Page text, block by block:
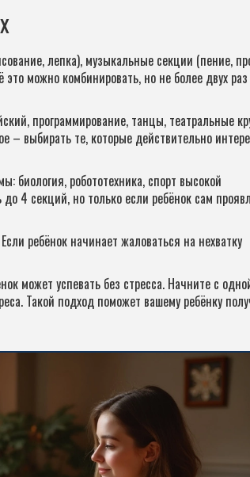
лепка), музыкальные секции (пение,
можно комбинировать, но не более двух раз
программирование, танцы, театральные
– выбирать те, которые действительно
биология, робототехника, спорт высокой
4 секций, но только если ребёнок сам
ребёнок начинает жаловаться на нехватку
может успевать без стресса. Начните с
Такой подход поможет вашему ребёнку